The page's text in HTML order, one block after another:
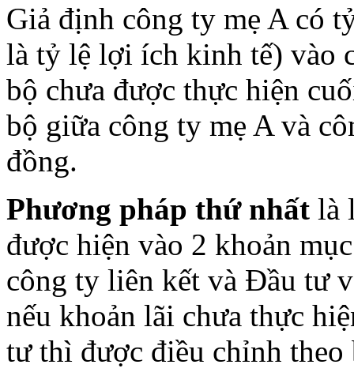
Giả định công ty mẹ A có
là tỷ lệ lợi ích kinh tế) vào
bộ chưa được thực hiện
bộ giữa công ty mẹ A và
đồng.
Phương pháp thứ nhất là
được hiện vào 2 khoản
công ty liên kết và Đầu tư
nếu khoản lãi chưa thực
tư thì được điều chỉnh theo